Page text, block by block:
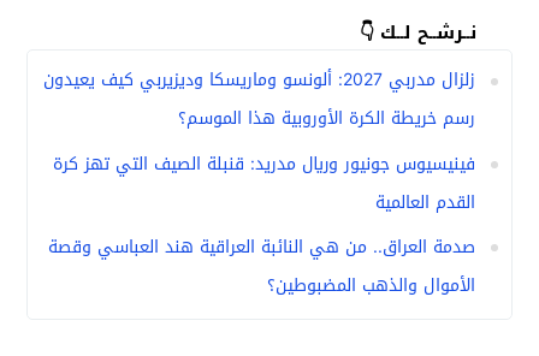
نــرشــح لــك 👇
زلزال مدربي 2027: ألونسو وماريسكا وديزيربي كيف يعيدون
رسم خريطة الكرة الأوروبية هذا الموسم؟
فينيسيوس جونيور وريال مدريد: قنبلة الصيف التي تهز كرة
القدم العالمية
صدمة العراق.. من هي النائبة العراقية هند العباسي وقصة
الأموال والذهب المضبوطين؟